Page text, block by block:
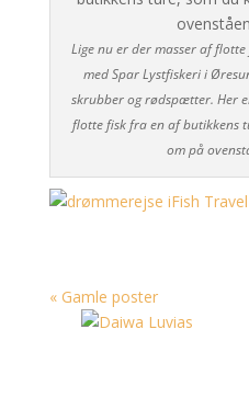
Lige nu er der masser af
med Spar Lystfiskeri i
skrubber og rødspætter. Her
flotte fisk fra en af butikkens
om på
« Gamle poster